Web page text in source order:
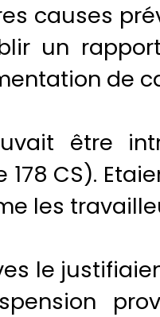
causes
un
de
être
CS).
les
le